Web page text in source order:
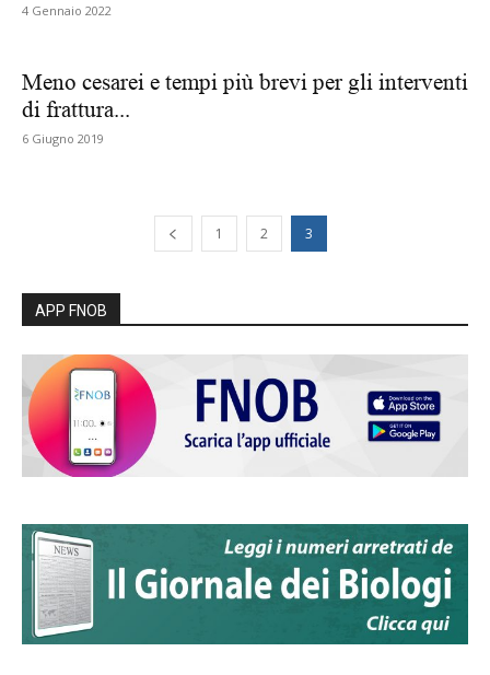
4 Gennaio 2022
Meno cesarei e tempi più brevi per gli interventi
di frattura...
6 Giugno 2019
1 2 3
APP FNOB